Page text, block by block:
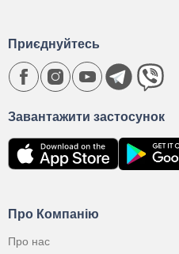
Про Компанію
Про нас
Завантажити застосунок
Приєднуйтесь